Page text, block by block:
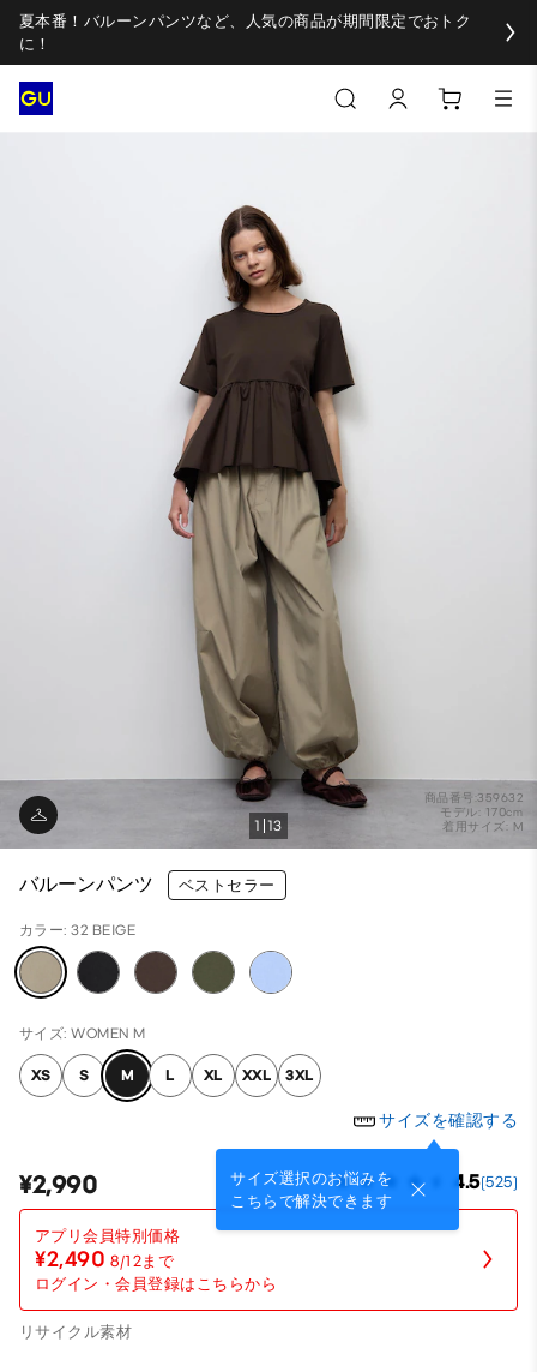
夏本番！バルーンパンツなど、人気の商品が期間限定でおトク
に！
商品番号:359632
モデル: 170cm
着用サイズ: M
1 13
バルーンパンツ ベストセラー
カラー: 32 BEIGE
サイズ: WOMEN M
XS S M L XL XXL 3XL
サイズを確認する
サイズ選択のお悩みを
こちらで解決できます
¥2,990 4.5(525)
¥2,490 8/12まで
ログイン・会員登録はこちらから
リサイクル素材